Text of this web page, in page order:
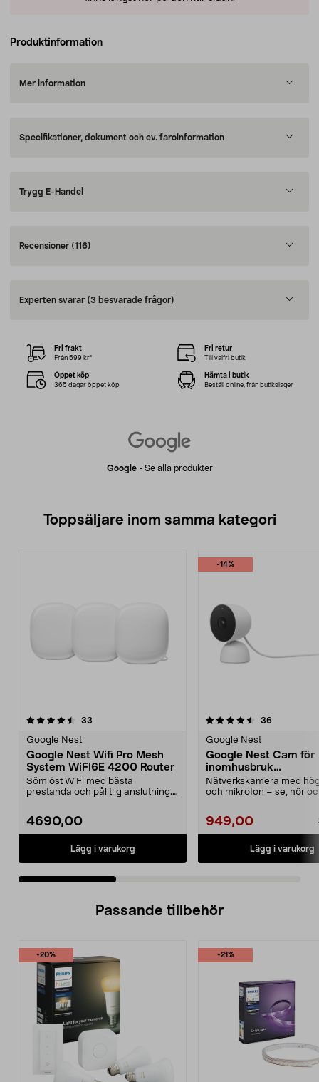
Produktinformation
Mer information
Specifikationer, dokument och ev. faroinformation
Trygg E-Handel
Recensioner (116)
Experten svarar (3 besvarade frågor)
Google- Se alla produkter
Fri frakt
Från 599 kr*
Fri retur
Till valfri butik
Öppet köp
365 dagar öppet köp
Hämta i butik
Beställ online, från butikslager
Toppsäljare inom samma kategori
33
Google Nest
Google Nest Wifi Pro Mesh
System WiFI6E 4200 Router
Sömlöst WiFi med bästa
prestanda och pålitlig anslutning.
4690,00
Lägg i varukorg
-14%
4.5 av 5 stjärnor 36recensioner
Google Nest
Google Nest Cam för
inomhusbruk
övervakningskamera
Nätverkskamera med
och mikrofon – se, hör
949,00
Lägg i varukorg
5.0 av 5 stjärnor
Passande tillbehör
-20% -21%